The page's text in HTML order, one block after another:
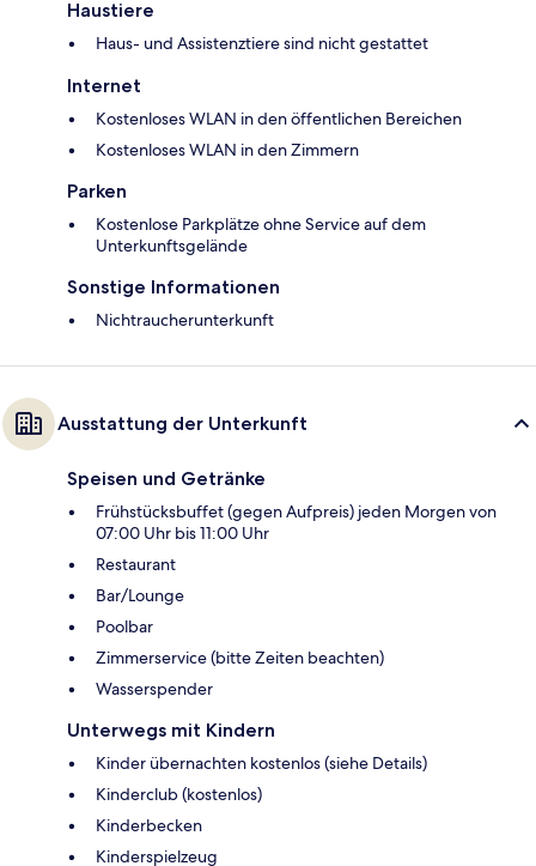
Haustiere
Haus- und Assistenztiere sind nicht gestattet
Internet
Kostenloses WLAN in den öffentlichen Bereichen
Kostenloses WLAN in den Zimmern
Parken
Kostenlose Parkplätze ohne Service auf dem
Unterkunftsgelände
Sonstige Informationen
Nichtraucherunterkunft
Ausstattung der Unterkunft
Speisen und Getränke
Frühstücksbuffet (gegen Aufpreis) jeden Morgen von
07:00 Uhr bis 11:00 Uhr
Restaurant
Bar/Lounge
Poolbar
Zimmerservice (bitte Zeiten beachten)
Wasserspender
Unterwegs mit Kindern
Kinder übernachten kostenlos (siehe Details)
Kinderclub (kostenlos)
Kinderbecken
Kinderspielzeug